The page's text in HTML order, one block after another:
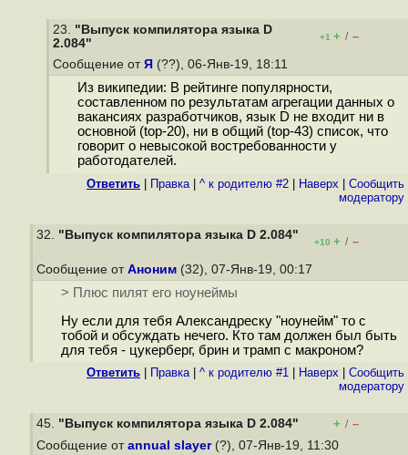
23. "Выпуск компилятора языка D
2.084"
+1 + / –
Сообщение от Я (??), 06-Янв-19, 18:11
Из википедии: В рейтинге популярности,
составленном по результатам агрегации данных о
вакансиях разработчиков, язык D не входит ни в
основной (top-20), ни в общий (top-43) список, что
говорит о невысокой востребованности у
работодателей.
Ответить Правка| ^ к родителю #2 Наверх
Cообщить
модератору
32. "Выпуск компилятора языка D 2.084"
+10 + / –
Сообщение от Аноним (32), 07-Янв-19, 00:17
> Плюс пилят его ноунеймы
Ну если для тебя Александреску "ноунейм" то с
тобой и обсуждать нечего. Кто там должен был быть
для тебя - цукерберг, брин и трамп с макроном?
Ответить Правка| ^ к родителю #1 Наверх
Cообщить
модератору
45. "Выпуск компилятора языка D 2.084" + / –
Сообщение от annual slayer(?), 07-Янв-19, 11:30